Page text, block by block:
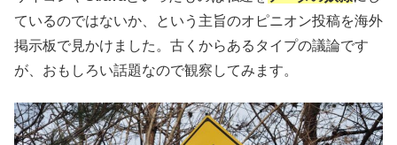
ているのではないか、という主旨のオピニオン投稿を海外
掲示板で見かけました。古くからあるタイプの議論です
が、おもしろい話題なので観察してみます。